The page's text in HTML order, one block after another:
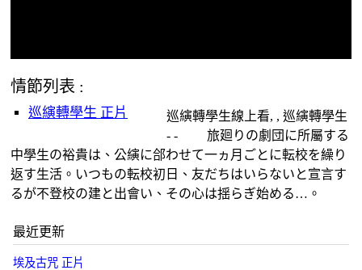
情節列表 :
巡縯轉學生 正片
巡縯轉學生線上看, , 巡縯轉學生
- - 旅廻りの劇団に所屬する
中學生の裕貴は、公縯に郃わせて一ヵ月ごとに転校を繰り
返す生活。いつもの転校初日、友だちはいらないと宣言す
るが不登校の建と出會い、その心は揺らぎ始める…。
最近更新
埃及古咒 正片